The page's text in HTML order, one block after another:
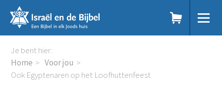
links
naar
de
inhoud
Je bent hier:
Home
Voor jou
Ook Egyptenaren op het Loofhuttenfeest
Doe mee